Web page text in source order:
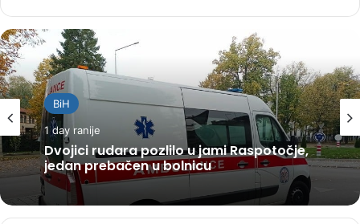
BiH
1 day ranije
Dvojici rudara pozlilo u jami Raspotočje,
jedan prebačen u bolnicu